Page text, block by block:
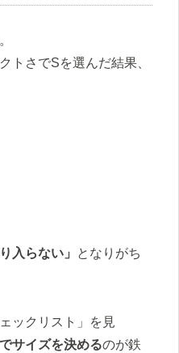
トさでSを選んだ結果、
入らない」
となりがち
ックリスト」を見
サイズを決めるのが鉄